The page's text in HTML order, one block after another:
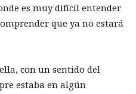
es muy difícil entender
que ya no estará
con un sentido del
estaba en algún